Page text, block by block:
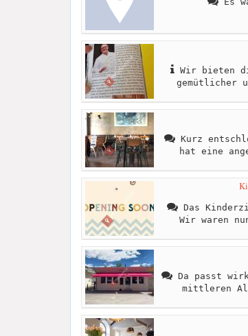
Wir bieten
gemütlicher
Kurz
hat eine
Das
Wir waren
Da passt
mittleren